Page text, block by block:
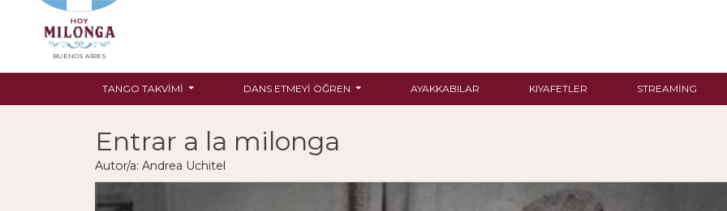
BUENOS AIRES
TANGO TAKVIMI DANS ETMEYI ÖĞREN AYAKKABILAR KIYAFETLER STREAMING
Entrar a la milonga
Autor/a: Andrea Uchitel